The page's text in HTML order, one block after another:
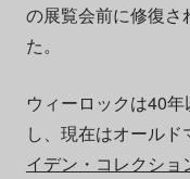
の展覧会前に修復さ
た。
ウィーロックは40
し、現在はオール
イデン・コレクショ